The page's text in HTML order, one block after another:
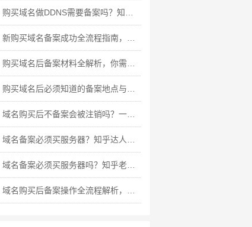
购买域名做DDNS需要备案吗？知乎热议背后的实操指南
新购买域名备案成功全流程指南，从材料准备到审核通过的详细步骤
购买域名后备案材料全解析，你需要准备哪些关键资料？
购买域名后必须知道的备案地点与流程全解析
域名购买后不备案会被注销吗？一文读懂备案规则与风险规避
域名备案必须买服务器？知乎达人教你玩转备案全流程
域名备案必须买服务器吗？知乎老用户深度解析备案真相
域名购买后备案操作全流程解析，从材料准备到审核通过的详细指南